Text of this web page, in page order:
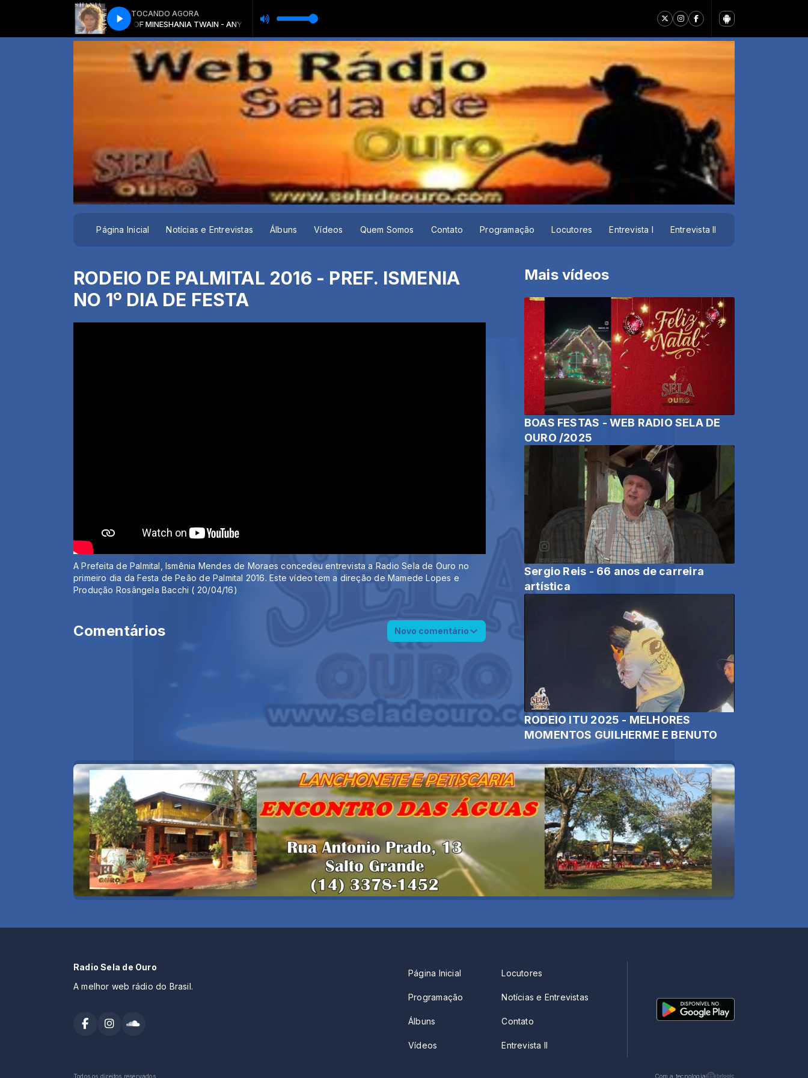
TOCANDO AGORA
SHANIA TWAIN - ANY MAN OF MINE SHANIA TWAIN - ANY MAN OF MINE
Página Inicial Notícias e Entrevistas Álbuns Vídeos Quem Somos Contato Programação Locutores Entrevista I Entrevista II
RODEIO DE PALMITAL 2016 - PREF. ISMENIA
NO 1º DIA DE FESTA
Mais vídeos
BOAS FESTAS - WEB RADIO SELA DE
OURO /2025
Sergio Reis - 66 anos de carreira
artística
RODEIO ITU 2025 - MELHORES
MOMENTOS GUILHERME E BENUTO
A Prefeita de Palmital, Ismênia Mendes de Moraes concedeu entrevista a Radio Sela de Ouro no
primeiro dia da Festa de Peão de Palmital 2016. Este vídeo tem a direção de Mamede Lopes e
Produção Rosângela Bacchi ( 20/04/16)
Comentários Novo comentário
Radio Sela de Ouro
A melhor web rádio do Brasil.
Página Inicial
Programação
Álbuns
Vídeos
Locutores
Notícias e Entrevistas
Contato
Entrevista II
Todos os direitos reservados. Com a tecnologia